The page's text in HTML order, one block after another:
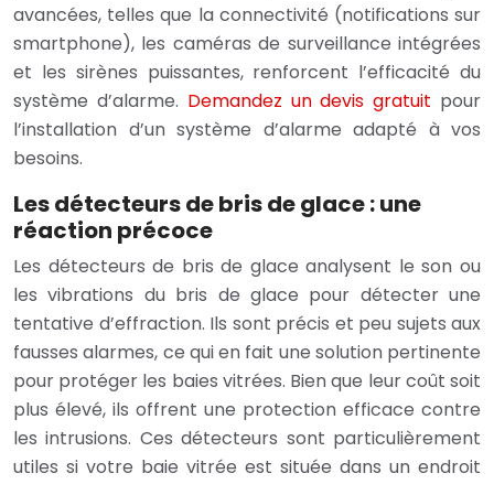
avancées, telles que la connectivité (notifications sur
smartphone), les caméras de surveillance intégrées
et les sirènes puissantes, renforcent l’efficacité du
système d’alarme. Demandez un devis gratuit pour
l’installation d’un système d’alarme adapté à vos
besoins.
Les détecteurs de bris de glace : une
réaction précoce
Les détecteurs de bris de glace analysent le son ou
les vibrations du bris de glace pour détecter une
tentative d’effraction. Ils sont précis et peu sujets aux
fausses alarmes, ce qui en fait une solution pertinente
pour protéger les baies vitrées. Bien que leur coût soit
plus élevé, ils offrent une protection efficace contre
les intrusions. Ces détecteurs sont particulièrement
utiles si votre baie vitrée est située dans un endroit